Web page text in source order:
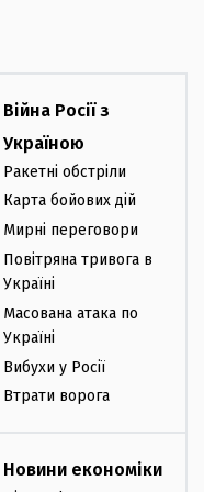
Війна Росії з
Україною
Ракетні обстріли
Карта бойових дій
Мирні переговори
Повітряна тривога в
Україні
Масована атака по
Україні
Вибухи у Росії
Втрати ворога
Новини економіки